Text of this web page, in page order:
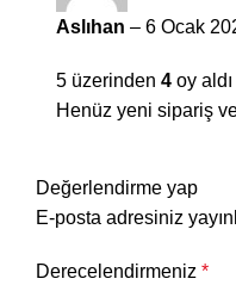
Aslıhan – 6 Ocak
5 üzerinden 4 oy aldı
Henüz yeni sipariş
Değerlendirme yap
E-posta adresiniz
Derecelendirmeniz *